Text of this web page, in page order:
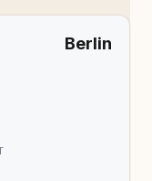
Berlin